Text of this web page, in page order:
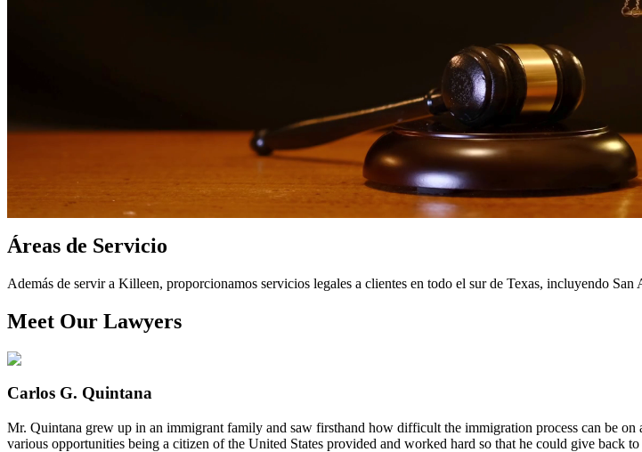
Pasar por un divorcio es una de las experiencias más difíciles que puede enfrentar. Nuestros abogados de
con sus hijos. Manejamos divorcios contenciosos y no contenciosos, ayudándolo a navegar este proceso
La proximidad de Killeen a Fort Hood significa que muchos asuntos legales involucran a miembros del
Texas es importante aquí.
Los casos en Killeen se manejan a través de Bell County. Bell County courts serve Killeen, Temple, and
Áreas de Servicio
Además de servir a Killeen, proporcionamos servicios legales a clientes en todo el sur de Texas, incluyendo
Meet Our Lawyers
Carlos G. Quintana
Mr. Quintana grew up in an immigrant family and saw firsthand how difficult the immigration process can be
various opportunities being a citizen of the United States provided and worked hard so that he could give back